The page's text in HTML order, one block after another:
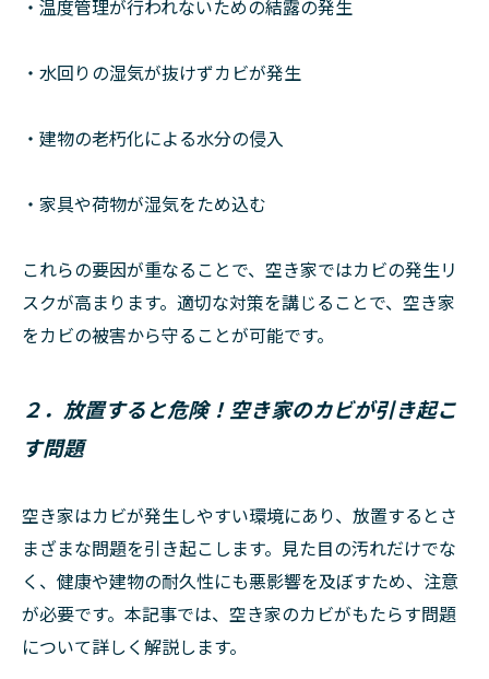
・温度管理が行われないための結露の発生
・水回りの湿気が抜けずカビが発生
・建物の老朽化による水分の侵入
・家具や荷物が湿気をため込む
これらの要因が重なることで、空き家ではカビの発生リ
スクが高まります。適切な対策を講じることで、空き家
をカビの被害から守ることが可能です。
２．放置すると危険！空き家のカビが引き起こ
す問題
空き家はカビが発生しやすい環境にあり、放置するとさ
まざまな問題を引き起こします。見た目の汚れだけでな
く、健康や建物の耐久性にも悪影響を及ぼすため、注意
が必要です。本記事では、空き家のカビがもたらす問題
について詳しく解説します。